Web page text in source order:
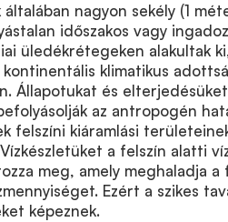
nagyon sekély (1
időszakos vagy
üledékrétegeken alakultak
klimatikus
Állapotukat és
az antropogén
felszíni kiáramlási
a felszín alatti
meg, amely meghaladja
Ezért a szikes
képeznek.